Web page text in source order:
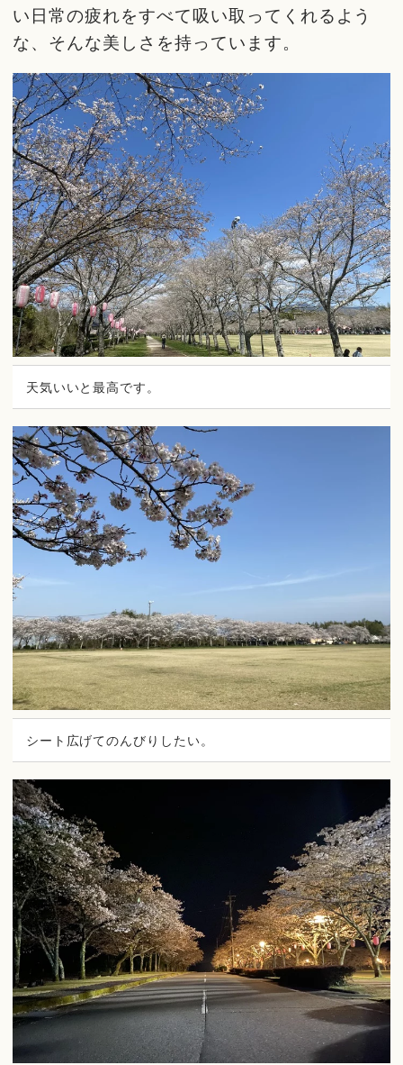
い日常の疲れをすべて吸い取ってくれるよう
な、そんな美しさを持っています。
天気いいと最高です。
シート広げてのんびりしたい。